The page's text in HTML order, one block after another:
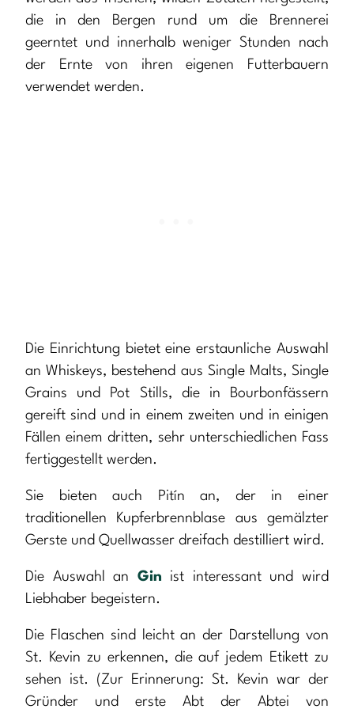
die in den Bergen rund um die Brennerei
geerntet und innerhalb weniger Stunden nach
der Ernte von ihren eigenen Futterbauern
verwendet werden.
Die Einrichtung bietet eine erstaunliche Auswahl
an Whiskeys, bestehend aus Single Malts, Single
Grains und Pot Stills, die in Bourbonfässern
gereift sind und in einem zweiten und in einigen
Fällen einem dritten, sehr unterschiedlichen Fass
fertiggestellt werden.
Sie bieten auch Pitín an, der in einer
traditionellen Kupferbrennblase aus gemälzter
Gerste und Quellwasser dreifach destilliert wird.
Die Auswahl an Gin ist interessant und wird
Liebhaber begeistern.
Die Flaschen sind leicht an der Darstellung von
St. Kevin zu erkennen, die auf jedem Etikett zu
sehen ist. (Zur Erinnerung: St. Kevin war der
Gründer und erste Abt der Abtei von